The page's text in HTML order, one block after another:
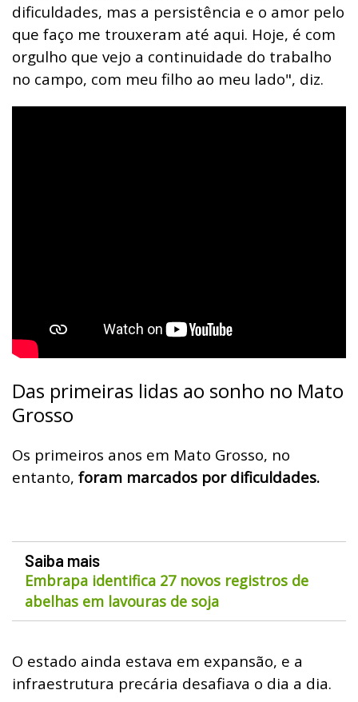
dificuldades, mas a persistência e o amor pelo
que faço me trouxeram até aqui. Hoje, é com
orgulho que vejo a continuidade do trabalho
no campo, com meu filho ao meu lado", diz.
Das primeiras lidas ao sonho no Mato
Grosso
Os primeiros anos em Mato Grosso, no
entanto, foram marcados por dificuldades.
Saiba mais
Embrapa identifica 27 novos registros de
abelhas em lavouras de soja
O estado ainda estava em expansão, e a
infraestrutura precária desafiava o dia a dia.